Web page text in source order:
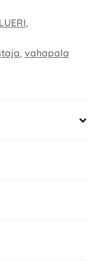
vahapala